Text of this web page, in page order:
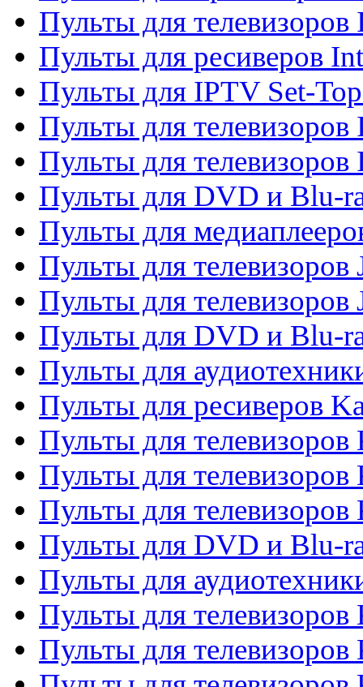
Пульты для
Пульты для ресиверов
Пульты для IPTV Set-
Пульты для телевизоров
Пульты для телевизоров
Пульты для DVD и Blu-
Пульты для
Пульты для телевизоров
Пульты для телевизоров
Пульты для DVD и Blu-
Пульты для
Пульты для ресиверов
Пульты для телевизоров
Пульты для телевизоров
Пульты для телевизоров
Пульты для DVD и Blu-
Пульты для
Пульты для
Пульты для телевизоров